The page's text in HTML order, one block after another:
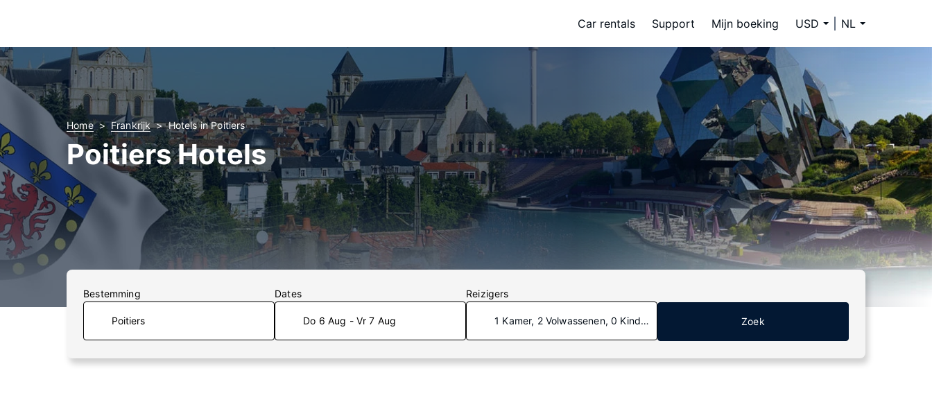
Car rentals Support Mijn boeking USD NL
Home Frankrijk Hotels in Poitiers
Poitiers Hotels
Bestemming Dates
Do 6 Aug - Vr 7 Aug
Reizigers
1 Kamer, 2 Volwassenen, 0 Kinderen Zoek